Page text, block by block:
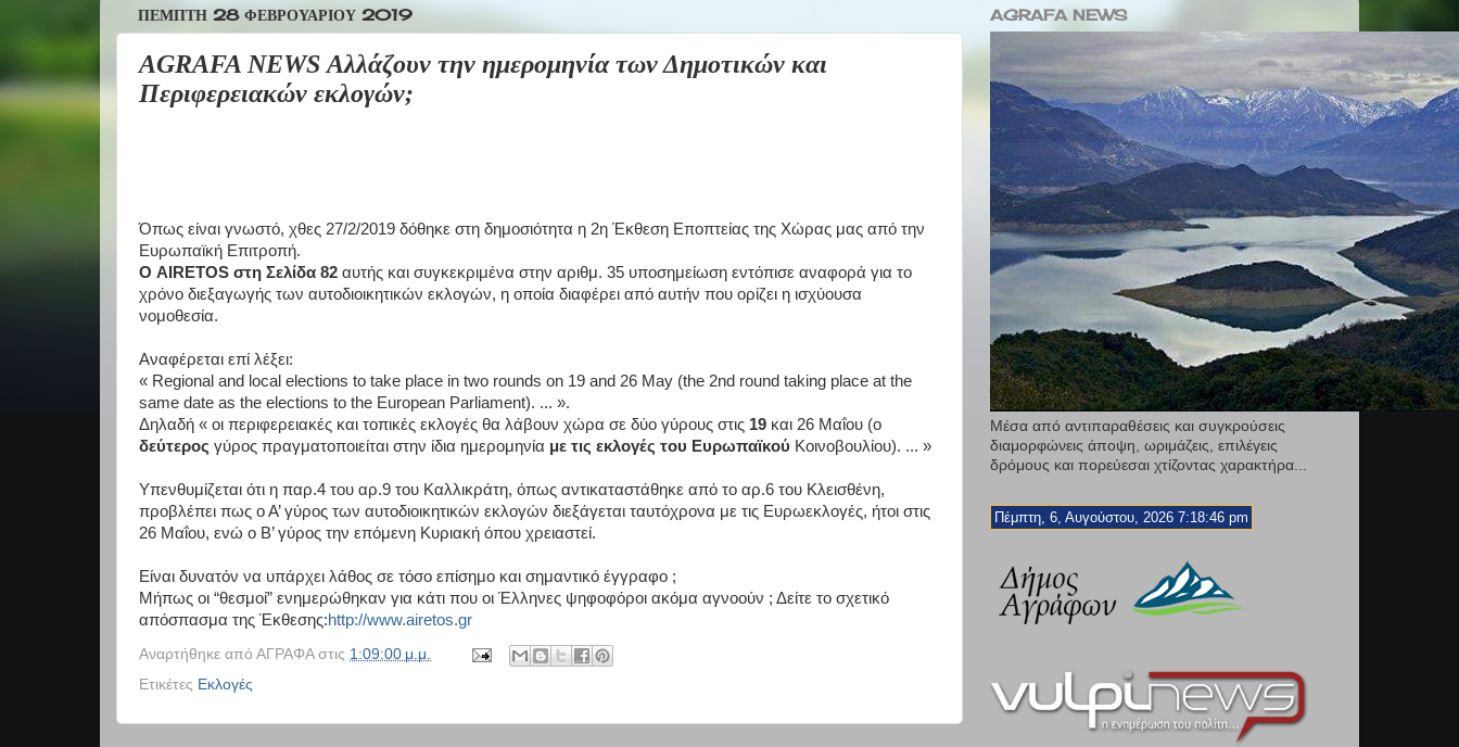
ΠΈΜΠΤΗ 28 ΦΕΒΡΟΥΑΡΊΟΥ 2019
AGRAFA NEWS Αλλάζουν την ημερομηνία των Δημοτικών και
Περιφερειακών εκλογών;
Όπως είναι γνωστό, χθες 27/2/2019 δόθηκε στη δημοσιότητα η 2η Έκθεση Εποπτείας της Χώρας μας από την
Ευρωπαϊκή Επιτροπή.
Ο AIRETOS στη Σελίδα 82 αυτής και συγκεκριμένα στην αριθμ. 35 υποσημείωση εντόπισε αναφορά για το
χρόνο διεξαγωγής των αυτοδιοικητικών εκλογών, η οποία διαφέρει από αυτήν που ορίζει η ισχύουσα
νομοθεσία.
Αναφέρεται επί λέξει:
« Regional and local elections to take place in two rounds on 19 and 26 May (the 2nd round taking place at the
same date as the elections to the European Parliament). ... ».
Δηλαδή « οι περιφερειακές και τοπικές εκλογές θα λάβουν χώρα σε δύο γύρους στις 19 και 26 Μαΐου (ο
δεύτερος γύρος πραγματοποιείται στην ίδια ημερομηνία με τις εκλογές του Ευρωπαϊκού Κοινοβουλίου). ... »
Υπενθυμίζεται ότι η παρ.4 του αρ.9 του Καλλικράτη, όπως αντικαταστάθηκε από το αρ.6 του Κλεισθένη,
προβλέπει πως ο Α’ γύρος των αυτοδιοικητικών εκλογών διεξάγεται ταυτόχρονα με τις Ευρωεκλογές, ήτοι στις
26 Μαΐου, ενώ ο Β’ γύρος την επόμενη Κυριακή όπου χρειαστεί.
Είναι δυνατόν να υπάρχει λάθος σε τόσο επίσημο και σημαντικό έγγραφο ;
Μήπως οι “θεσμοί” ενημερώθηκαν για κάτι που οι Έλληνες ψηφοφόροι ακόμα αγνοούν ; Δείτε το σχετικό
απόσπασμα της Έκθεσης:http://www.airetos.gr
Αναρτήθηκε από ΑΓΡΑΦΑ στις 1:09:00 μ.μ.
Ετικέτες Εκλογές
AGRAFA NEWS
Μέσα από αντιπαραθέσεις και συγκρούσεις
διαμορφώνεις άποψη, ωριμάζεις, επιλέγεις
δρόμους και πορεύεσαι χτίζοντας χαρακτήρα...
Πέμπτη, 6, Αυγούστου, 2026 7:18:47 pm